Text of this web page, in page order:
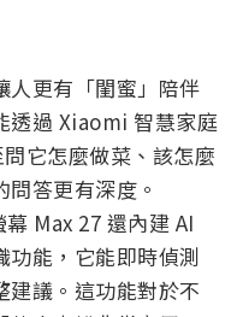
人更有「閨蜜」陪伴
透過 Xiaomi 智慧家庭
它怎麼做菜、該怎麼
答更有深度。
Max 27 還內建 AI
功能，它能即時偵測
建議。這功能對於不